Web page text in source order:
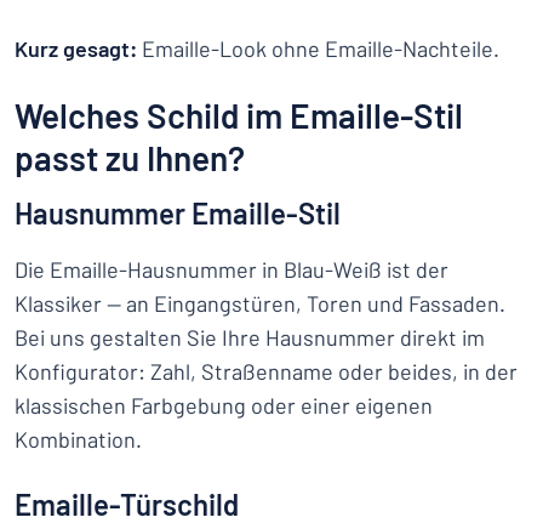
Kurz gesagt: Emaille-Look ohne Emaille-Nachteile.
Welches Schild im Emaille-Stil
passt zu Ihnen?
Hausnummer Emaille-Stil
Die Emaille-Hausnummer in Blau-Weiß ist der
Klassiker — an Eingangstüren, Toren und Fassaden.
Bei uns gestalten Sie Ihre Hausnummer direkt im
Konfigurator: Zahl, Straßenname oder beides, in der
klassischen Farbgebung oder einer eigenen
Kombination.
Emaille-Türschild